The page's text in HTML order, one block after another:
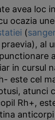
avea loc
ocazia
(
al
in cursul
este cel
atunci
Rh+,